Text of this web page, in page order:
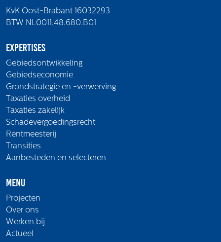
KvK Oost-Brabant 16032293
BTW NL0011.48.680.B01
Expertises
Gebiedsontwikkeling
Gebiedseconomie
Grondstrategie en -verwerving
Taxaties overheid
Taxaties zakelijk
Schadevergoedingsrecht
Rentmeesterij
Transities
Aanbesteden en selecteren
Menu
Projecten
Over ons
Werken bij
Actueel